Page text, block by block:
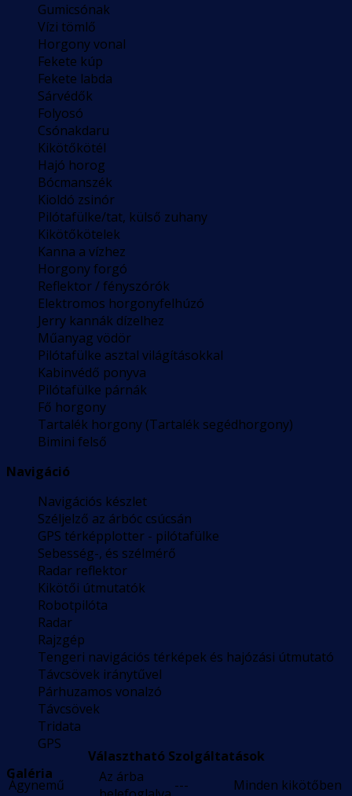
Gumicsónak
Vízi tömlő
Horgony vonal
Fekete kúp
Fekete labda
Sárvédők
Folyosó
Csónakdaru
Kikötőkötél
Hajó horog
Bócmanszék
Kioldó zsinór
Pilótafülke/tat, külső zuhany
Kikötőkötelek
Kanna a vízhez
Horgony forgó
Reflektor / fényszórók
Elektromos horgonyfelhúzó
Jerry kannák dízelhez
Műanyag vödör
Pilótafülke asztal világításokkal
Kabinvédő ponyva
Pilótafülke párnák
Fő horgony
Tartalék horgony (Tartalék segédhorgony)
Bimini felső
Navigáció
Navigációs készlet
Széljelző az árbóc csúcsán
GPS térképplotter - pilótafülke
Sebesség-, és szélmérő
Radar reflektor
Kikötői útmutatók
Robotpilóta
Radar
Rajzgép
Tengeri navigációs térképek és hajózási útmutató
Távcsövek iránytűvel
Párhuzamos vonalzó
Távcsövek
Tridata
GPS
Galéria
Választható Szolgáltatások
Ágynemű
Az árba
--- Minden kikötőben